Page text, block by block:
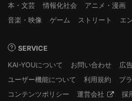
本・文芸
情報化社会 アニメ・漫画
音楽・映像
ゲーム ストリート エ
SERVICE
KAI-YOUについて
お問い合わせ
広
ユーザー機能について
利用規約
プ
コンテンツポリシー
運営会社 採